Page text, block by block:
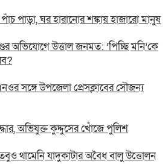
পাঁচ পাড়া, ঘর হারানোর শঙ্কায় হাজারো মানুষ
অভিযোগে উত্তাল জনমত: ‘পিচ্ছি মনি’কে
সঙ্গে উপজেলা প্রেসক্লাবের সৌজন্য
অভিযুক্ত কুদ্দুসের খোঁজে পুলিশ
থামেনি যাদুকাটার অবৈধ বালু উত্তোলন